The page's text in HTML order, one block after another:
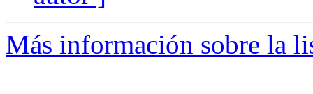
Más información sobre la